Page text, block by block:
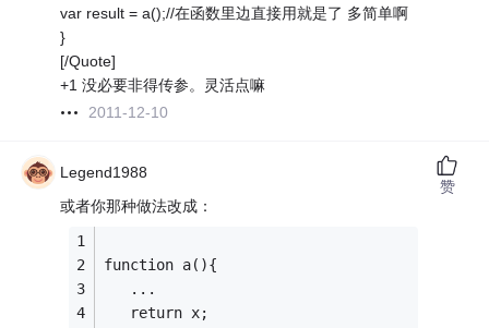
var result = a();//在函数里边直接用就是了 多简单啊
}
[/Quote]
+1 没必要非得传参。灵活点嘛
2011-12-10
Legend1988
或者你那种做法改成：
function a(){
   ...
   return x;
赞